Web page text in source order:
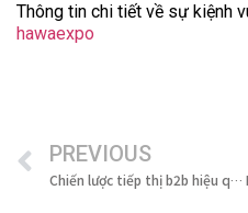
Thông tin chi tiết về sự kiệnh
hawaexpo
PREVIOUS
Chiến lược tiếp thị b2b hiệu quả trong ngành xuất khẩu gỗ toàn cầu